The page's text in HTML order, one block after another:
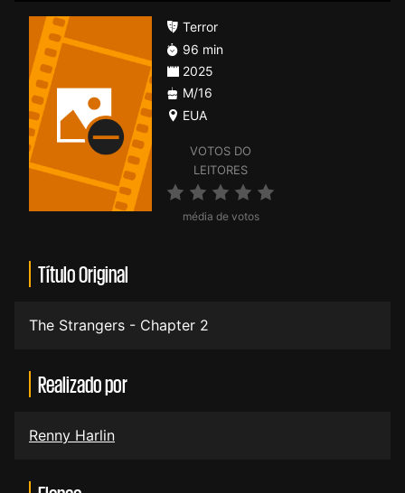
VOTOS DO
LEITORES
média de votos
Terror
96 min
2025
M/16
EUA
Título Original
The Strangers - Chapter 2
Realizado por
Renny Harlin